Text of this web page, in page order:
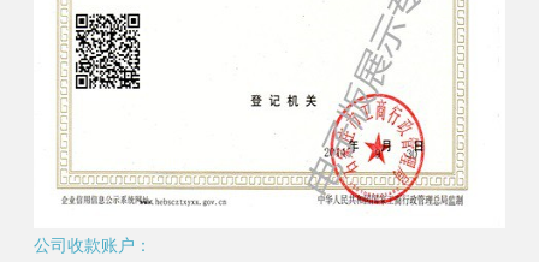
公司收款账户：